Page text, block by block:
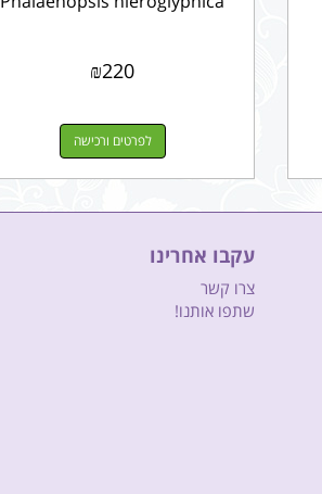
₪220
לפרטים ורכישה
עקבו אחרינו
צרו קשר
שתפו אותנו!